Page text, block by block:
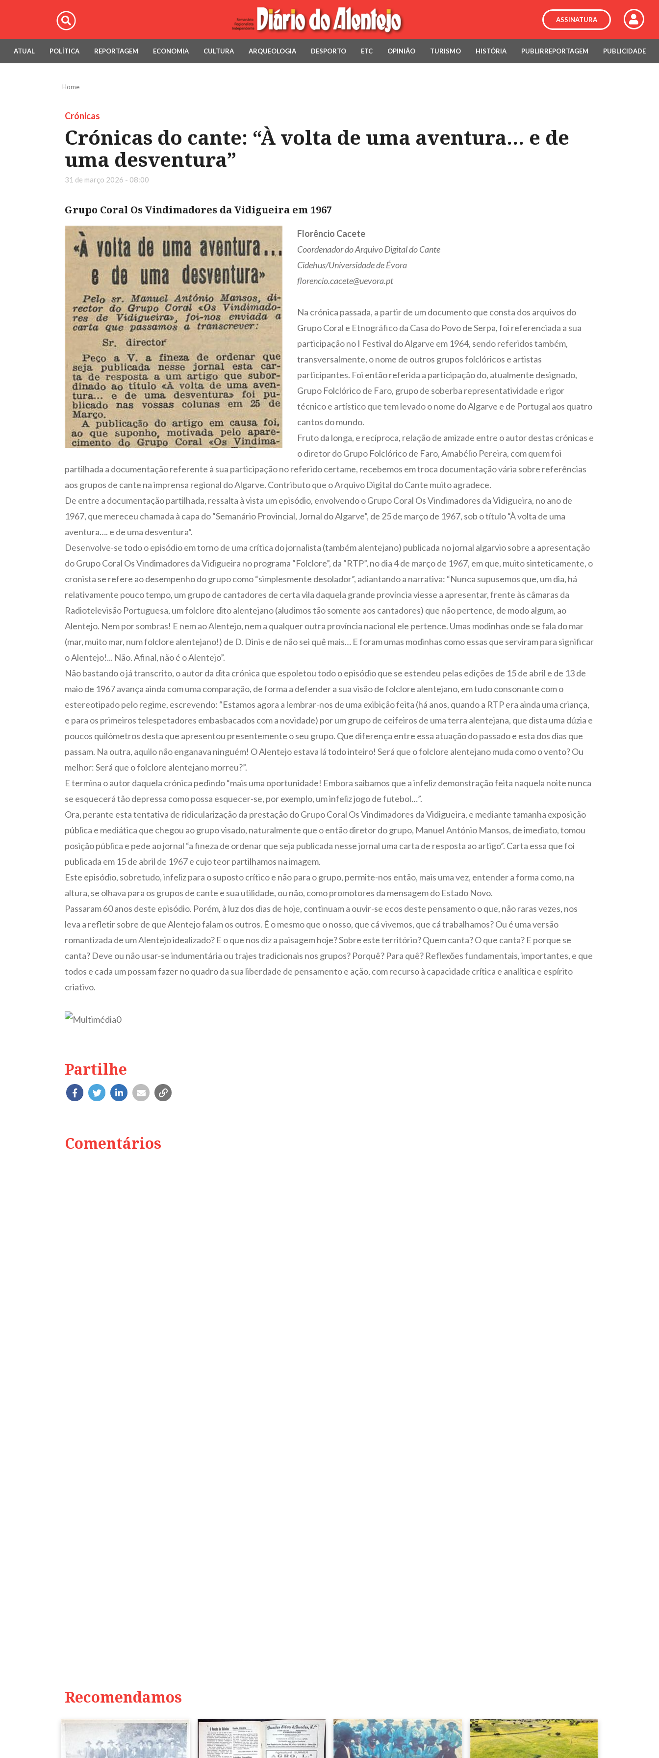
ASSINATURA
ATUAL POLÍTICA REPORTAGEM ECONOMIA CULTURA ARQUEOLOGIA DESPORTO ETC OPINIÃO TURISMO HISTÓRIA PUBLIRREPORTAGEM PUBLICIDADE
Home
Crónicas
Crónicas do cante: “À volta de uma aventura… e de
uma desventura”
31 de março 2026 - 08:00
Grupo Coral Os Vindimadores da Vidigueira em 1967
Florêncio Cacete
Coordenadordo Arquivo Digital do Cante
Cidehus/Universidade de Évora
florencio.cacete@uevora.pt
Na crónica passada, a partir de um documento que consta dos arquivos do
Grupo Coral e Etnográfico da Casa do Povo de Serpa, foi referenciada a sua
participação no I Festival do Algarve em 1964, sendo referidos também,
transversalmente, o nome de outros grupos folclóricos e artistas
participantes. Foi então referida a participação do, atualmente designado,
Grupo Folclórico de Faro, grupo de soberba representatividade e rigor
técnico e artístico que tem levado o nome do Algarve e de Portugal aos quatro
cantos do mundo.
Fruto da longa, e recíproca, relação de amizade entre o autor destas crónicas e
o diretor do Grupo Folclórico de Faro, Amabélio Pereira, com quem foi
partilhada a documentação referente à sua participação no referido certame, recebemos em troca documentação vária sobre referências
aos grupos de cante na imprensa regional do Algarve. Contributo que o Arquivo Digital do Cante muito agradece.
De entre a documentação partilhada, ressalta à vista um episódio, envolvendo o Grupo Coral Os Vindimadores da Vidigueira, no ano de
1967, que mereceu chamada à capa do “Semanário Provincial, Jornal do Algarve”, de 25 de março de 1967, sob o título “À volta de uma
aventura…. e de uma desventura”.
Desenvolve-se todo o episódio em torno de uma crítica do jornalista (também alentejano) publicada no jornal algarvio sobre a apresentação
do Grupo Coral Os Vindimadores da Vidigueira no programa “Folclore”, da “RTP”, no dia 4 de março de 1967, em que, muito sinteticamente, o
cronista se refere ao desempenho do grupo como “simplesmente desolador”, adiantando a narrativa: “Nunca supusemos que, um dia, há
relativamente pouco tempo, um grupo de cantadores de certa vila daquela grande província viesse a apresentar, frente às câmaras da
Radiotelevisão Portuguesa, um folclore dito alentejano (aludimos tão somente aos cantadores) que não pertence, de modo algum, ao
Alentejo. Nem por sombras! E nem ao Alentejo, nem a qualquer outra província nacional ele pertence. Umas modinhas onde se fala do mar
(mar, muito mar, num folclore alentejano!) de D. Dinis e de não sei quê mais… E foram umas modinhas como essas que serviram para significar
o Alentejo!... Não. Afinal, não é o Alentejo”.
Não bastando o já transcrito, o autor da dita crónica que espoletou todo o episódio que se estendeu pelas edições de 15 de abril e de 13 de
maio de 1967 avança ainda com uma comparação, de forma a defender a sua visão de folclore alentejano, em tudo consonante com o
estereotipado pelo regime, escrevendo: “Estamos agora a lembrar-nos de uma exibição feita (há anos, quando a RTP era ainda uma criança,
e para os primeiros telespetadores embasbacados com a novidade) por um grupo de ceifeiros de uma terra alentejana, que dista uma dúzia e
poucos quilómetros desta que apresentou presentemente o seu grupo. Que diferença entre essa atuação do passado e esta dos dias que
passam. Na outra, aquilo não enganava ninguém! O Alentejo estava lá todo inteiro! Será que o folclore alentejano muda como o vento? Ou
melhor: Será que o folclore alentejano morreu?”.
E termina o autor daquela crónica pedindo “mais uma oportunidade! Embora saibamos que a infeliz demonstração feita naquela noite nunca
se esquecerá tão depressa como possa esquecer-se, por exemplo, um infeliz jogo de futebol…”.
Ora, perante esta tentativa de ridicularização da prestação do Grupo Coral Os Vindimadores da Vidigueira, e mediante tamanha exposição
pública e mediática que chegou ao grupo visado, naturalmente que o então diretor do grupo, Manuel António Mansos, de imediato, tomou
posição pública e pede ao jornal “a fineza de ordenar que seja publicada nesse jornal uma carta de resposta ao artigo”. Carta essa que foi
publicada em 15 de abril de 1967 e cujo teor partilhamos na imagem.
Este episódio, sobretudo, infeliz para o suposto crítico e não para o grupo, permite-nos então, mais uma vez, entender a forma como, na
altura, se olhava para os grupos de cante e sua utilidade, ou não, como promotores da mensagem do Estado Novo.
Passaram 60 anos deste episódio. Porém, à luz dos dias de hoje, continuam a ouvir-se ecos deste pensamento o que, não raras vezes, nos
leva a refletir sobre de que Alentejo falam os outros. É o mesmo que o nosso, que cá vivemos, que cá trabalhamos? Ou é uma versão
romantizada de um Alentejo idealizado? E o que nos diz a paisagem hoje? Sobre este território? Quem canta? O que canta? E porque se
canta? Deve ou não usar-se indumentária ou trajes tradicionais nos grupos? Porquê? Para quê? Reflexões fundamentais, importantes, e que
todos e cada um possam fazer no quadro da sua liberdade de pensamento e ação, com recurso à capacidade crítica e analítica e espírito
criativo.
Partilhe
Comentários
Recomendamos